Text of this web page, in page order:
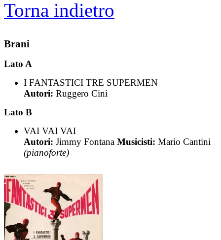
Torna indietro
Brani
Lato A
I FANTASTICI TRE SUPERMEN
Autori: Ruggero Cini
Lato B
VAI VAI VAI
Autori: Jimmy Fontana Musicisti: Mario Cantini
(pianoforte)